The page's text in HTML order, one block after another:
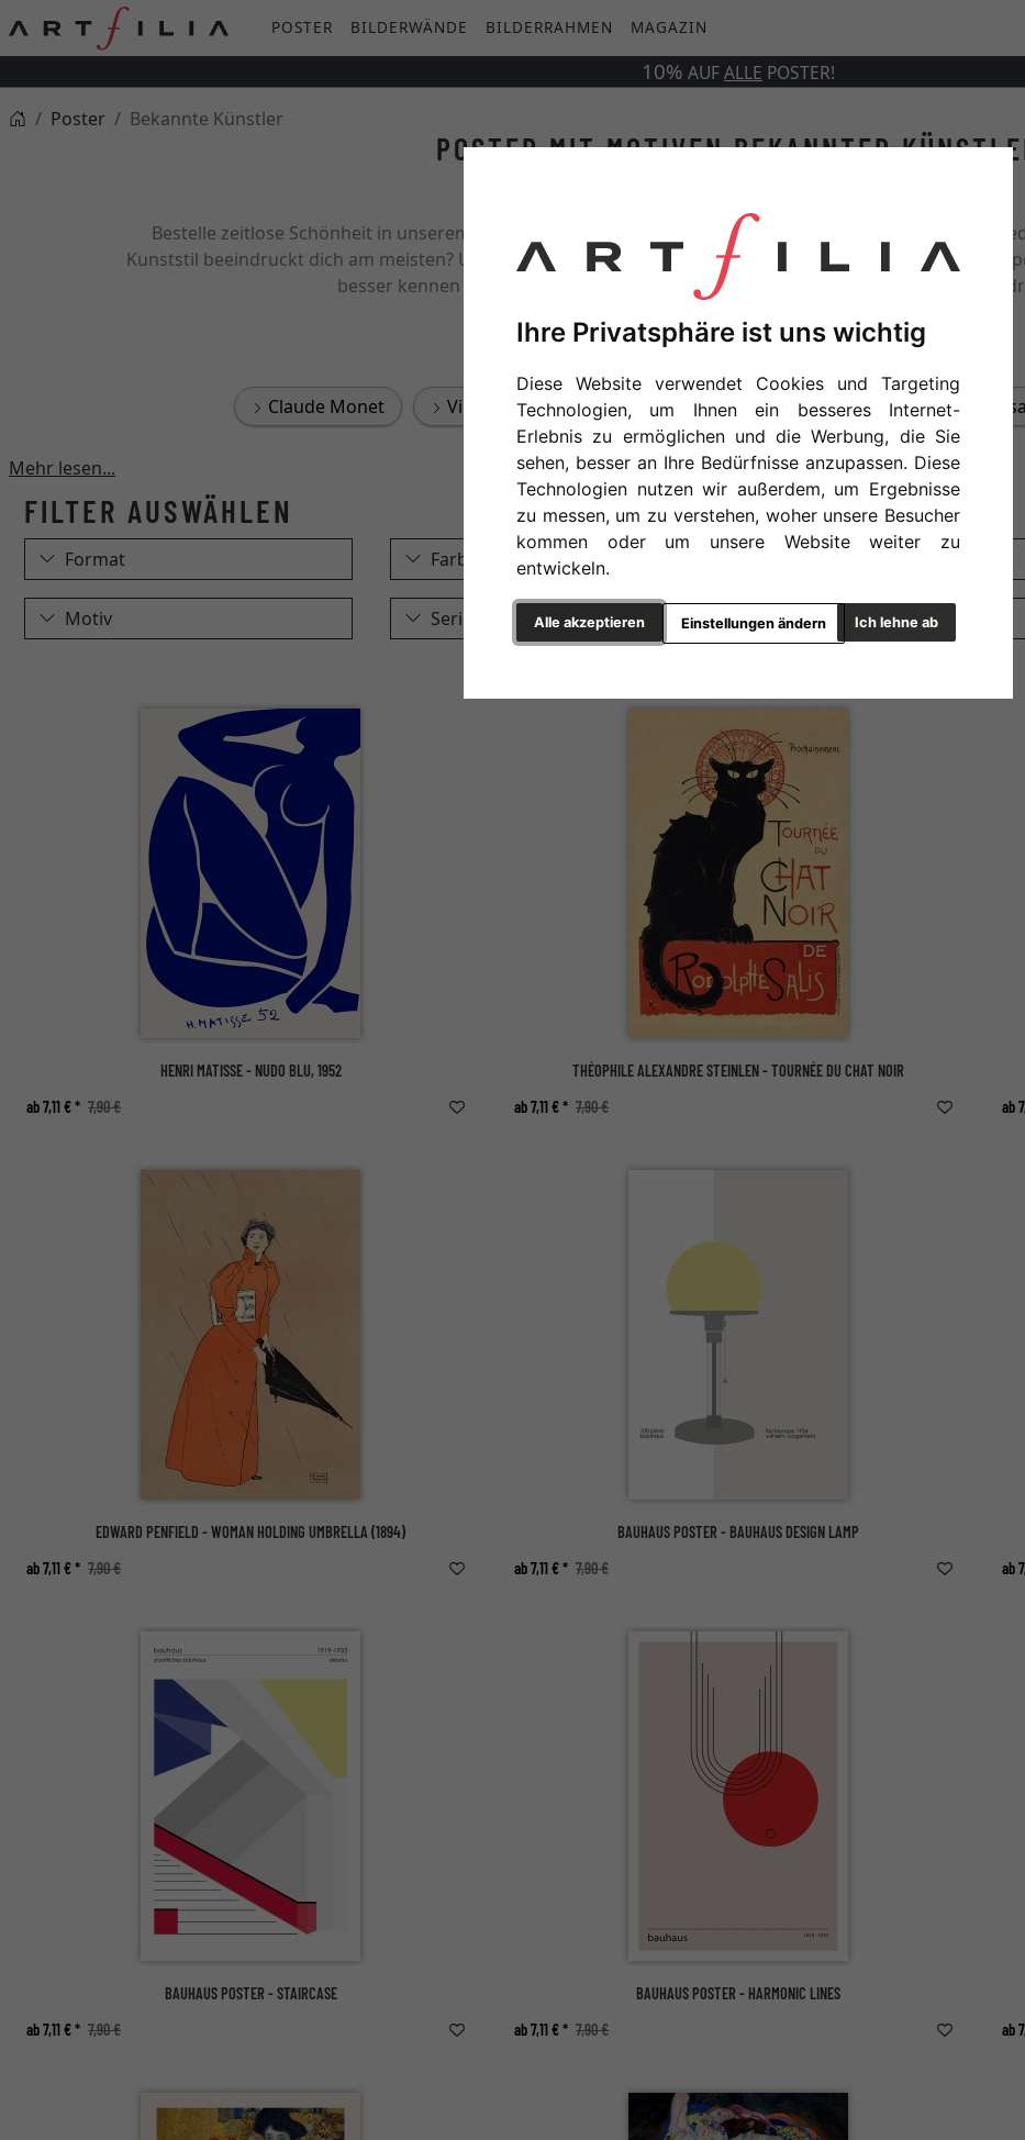
Ihre Privatsphäre ist uns wichtig
Diese Website verwendet Cookies und Targeting
Technologien, um Ihnen ein besseres Internet-
Erlebnis zu ermöglichen und die Werbung, die Sie
sehen, besser an Ihre Bedürfnisse anzupassen. Diese
Technologien nutzen wir außerdem, um Ergebnisse
zu messen, um zu verstehen, woher unsere Besucher
kommen oder um unsere Website weiter zu
entwickeln.
Alle akzeptieren Ich lehne ab
Einstellungen ändern
POSTER BILDERWÄNDE BILDERRAHMEN MAGAZIN
10% AUFALLE POSTER!
POSTER MIT MOTIVEN BEKANNTER
Poster Bekannte Künstler
Bestelle zeitlose Schönheit in unserem Online-Shop Artfilia. Diese berühmten Kunstwerke verwandeln
Kunststil beeindruckt dich am meisten? Unsere Auswahl an herrlichen Posterdrucken aus verschiedenen
besser kennen und entscheide dich für die Poster, die deinem Ich am besten
BEKANNTE KÜNSTLER
Claude Monet Vincent van Gogh Paul Klee Gustav Klimt
Mehr lesen...
Format Farbe
Motiv Serie Stil
HENRI MATISSE - NUDO BLU, 1952
ab 7,11 € * 7,90 €
THÉOPHILE ALEXANDRE STEINLEN - TOURNÉE DU CHAT NOIR
ab 7,11 € * 7,90 €
ab
EDWARD PENFIELD - WOMAN HOLDING UMBRELLA (1894)
ab 7,11 € * 7,90 €
BAUHAUS POSTER - BAUHAUS DESIGN LAMP
ab 7,11 € * 7,90 €
ab
BAUHAUS POSTER - STAIRCASE
ab 7,11 € * 7,90 €
BAUHAUS POSTER - HARMONIC LINES
ab 7,11 € * 7,90 €
ab